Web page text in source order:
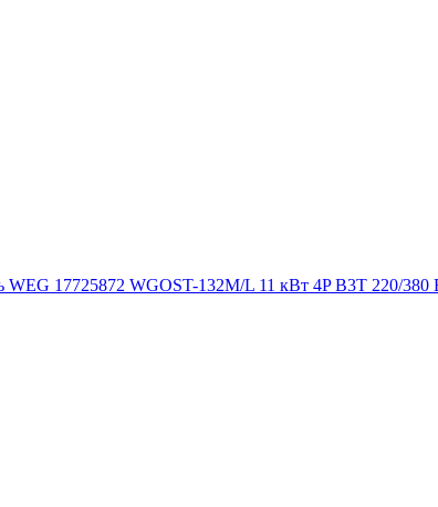
WEG 17725872 WGOST-132M/L 11 кВт 4P B3T 220/380